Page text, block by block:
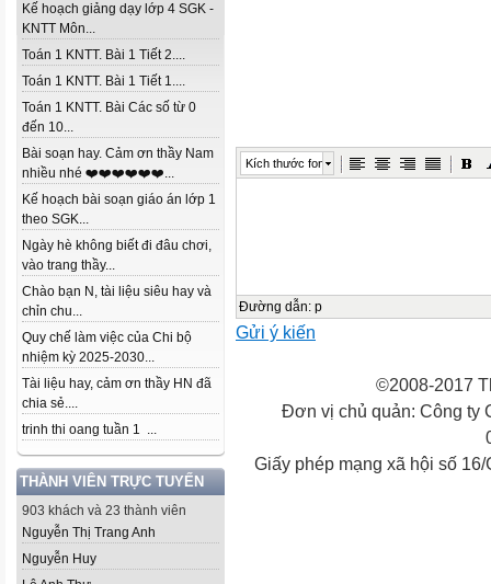
Kế hoạch giảng dạy lớp 4 SGK -
KNTT Môn...
Toán 1 KNTT. Bài 1 Tiết 2....
Toán 1 KNTT. Bài 1 Tiết 1....
Toán 1 KNTT. Bài Các số từ 0
đến 10...
Bài soạn hay. Cảm ơn thầy Nam
nhiều nhé ❤️❤️❤️❤️❤️❤️...
Kế hoạch bài soạn giáo án lớp 1
theo SGK...
Ngày hè không biết đi đâu chơi,
vào trang thầy...
Chào bạn N, tài liệu siêu hay và
chỉn chu...
Quy chế làm việc của Chi bộ
nhiệm kỳ 2025-2030...
Tài liệu hay, cảm ơn thầy HN đã
chia sẻ....
trinh thi oang tuần 1 ...
THÀNH VIÊN TRỰC TUYẾN
903 khách và 23 thành viên
Nguyễn Thị Trang Anh
Nguyễn Huy
Kích thước font
Đường dẫn: p
Gửi ý kiến
©2008-2017
Đơn vị chủ quản: Công ty
Giấy phép mạng xã hội số